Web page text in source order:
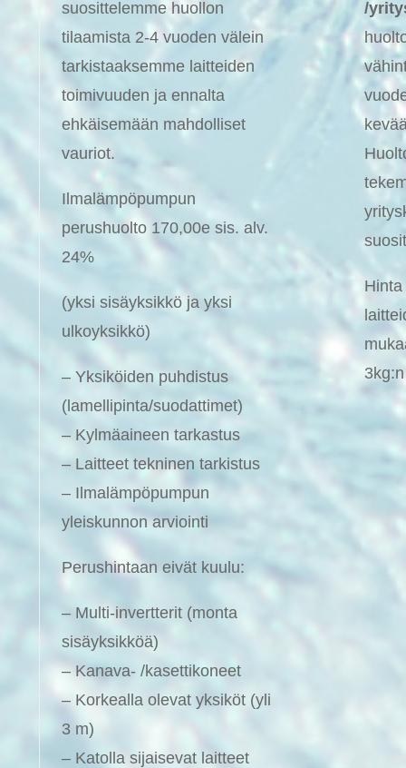
suosittelemme huollon
tilaamista 2-4 vuoden välein
tarkistaaksemme laitteiden
toimivuuden ja ennalta
ehkäisemään mahdolliset
vauriot.
Ilmalämpöpumpun
perushuolto 170,00e sis. alv.
24%
(yksi sisäyksikkö ja yksi
ulkoyksikkö)
– Yksiköiden puhdistus
(lamellipinta/suodattimet)
– Kylmäaineen tarkastus
– Laitteet tekninen tarkistus
– Ilmalämpöpumpun
yleiskunnon arviointi
Perushintaan eivät kuulu:
– Multi-invertterit (monta
sisäyksikköä)
– Kanava- /kasettikoneet
– Korkealla olevat yksiköt (yli
3 m)
– Katolla sijaisevat laitteet
/